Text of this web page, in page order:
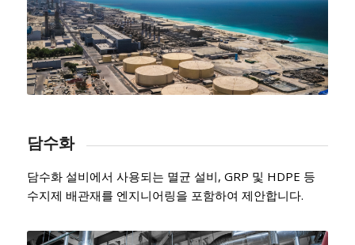
담수화
담수화 설비에서 사용되는 멸균 설비, GRP 및 HDPE 등
수지제 배관재를 엔지니어링을 포함하여 제안합니다.